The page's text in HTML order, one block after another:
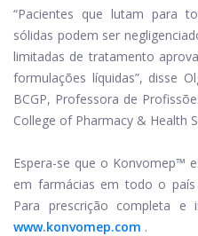
“Pacientes que lutam para
sólidas podem ser
limitadas de tratamento
formulações líquidas”, disse
BCGP, Professora de
College of Pharmacy & Health
Espera-se que o Konvomep™
em farmácias em todo o
Para prescrição completa e
www.konvomep.com .